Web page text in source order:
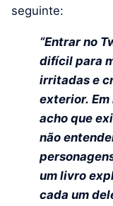
seguinte:
“Entrar no
difícil para
irritadas e
exterior. Em
acho que
não
um livro
cada um